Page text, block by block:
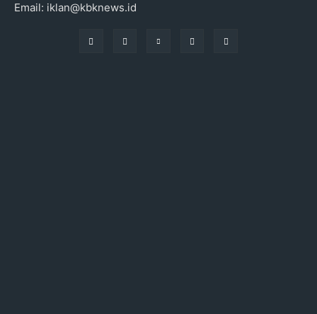
Email: iklan@kbknews.id